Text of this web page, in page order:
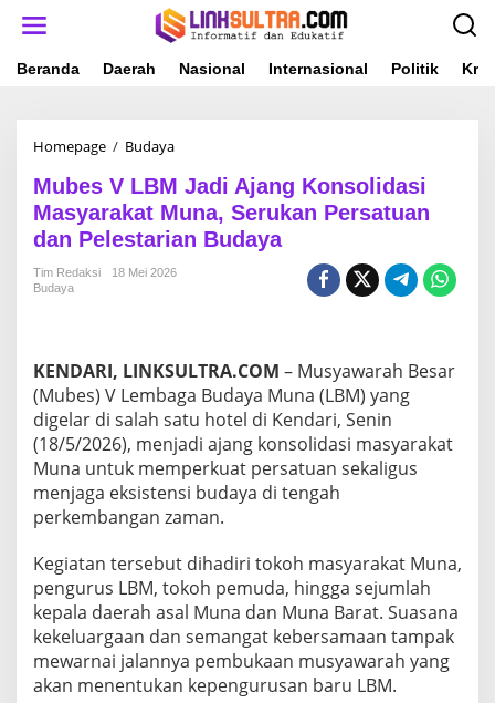
Beranda Daerah Nasional Internasional Politik
Homepage / Budaya
e
s
V
L
d
A
j
a
n
g
K
o
s
o
l
i
d
a
s
Mubes V LBM Jadi Ajang Konsolidasi
Masyarakat Muna, Serukan Persatuan
dan Pelestarian Budaya
Tim Redaksi
18 Mei 2026
Budaya
KENDARI, LINKSULTRA.COM – Musyawarah Besar
(Mubes) V Lembaga Budaya Muna (LBM) yang
digelar di salah satu hotel di Kendari, Senin
(18/5/2026), menjadi ajang konsolidasi masyarakat
Muna untuk memperkuat persatuan sekaligus
menjaga eksistensi budaya di tengah
perkembangan zaman.
Kegiatan tersebut dihadiri tokoh masyarakat Muna,
pengurus LBM, tokoh pemuda, hingga sejumlah
kepala daerah asal Muna dan Muna Barat. Suasana
kekeluargaan dan semangat kebersamaan tampak
mewarnai jalannya pembukaan musyawarah yang
akan menentukan kepengurusan baru LBM.